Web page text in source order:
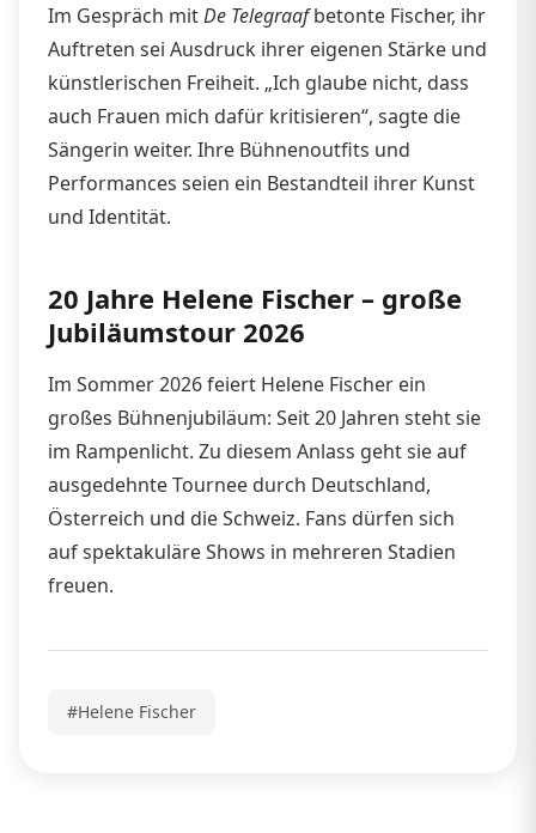
Im Gespräch mitDe Telegraafbetonte Fischer, ihr
Auftreten sei Ausdruck ihrer eigenen Stärke und
künstlerischen Freiheit. „Ich glaube nicht, dass
auch Frauen mich dafür kritisieren“, sagte die
Sängerin weiter. Ihre Bühnenoutfits und
Performances seien ein Bestandteil ihrer Kunst
und Identität.
20 Jahre Helene Fischer – große
Jubiläumstour 2026
Im Sommer 2026 feiert Helene Fischer ein
großes Bühnenjubiläum: Seit 20 Jahren steht sie
im Rampenlicht. Zu diesem Anlass geht sie auf
ausgedehnte Tournee durch Deutschland,
Österreich und die Schweiz. Fans dürfen sich
auf spektakuläre Shows in mehreren Stadien
freuen.
#Helene Fischer